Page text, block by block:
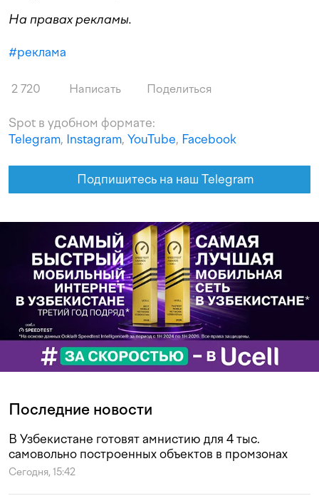
На правах рекламы.
#реклама
2 720 Написать Поделиться
Spot в удобном формате:
Telegram, Instagram, YouTube, Facebook
Подпишитесь на наш Telegram
Последние новости
В Узбекистане готовят амнистию для 4 тыс.
самовольно построенных объектов в промзонах
Сегодня, 15:42